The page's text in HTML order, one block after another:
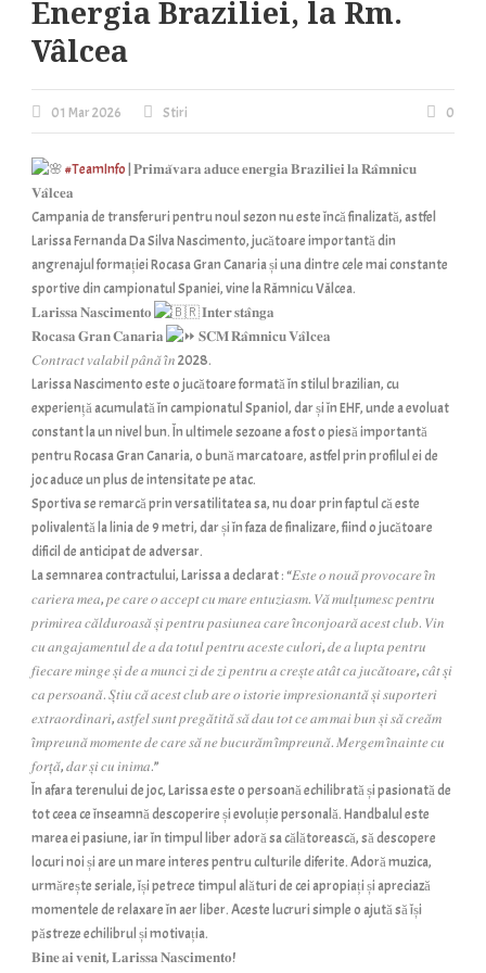
Energia Braziliei, la Rm.
Vâlcea
01 Mar 2026 Stiri 0
#TeamInfo | 𝐏𝐫𝐢𝐦𝐚̆𝐯𝐚𝐫𝐚 𝐚𝐝𝐮𝐜𝐞 𝐞𝐧𝐞𝐫𝐠𝐢𝐚 𝐁𝐫𝐚𝐳𝐢𝐥𝐢𝐞𝐢 𝐥𝐚 𝐑𝐚̂𝐦𝐧𝐢𝐜𝐮
𝐕𝐚̂𝐥𝐜𝐞𝐚
Campania de transferuri pentru noul sezon nu este încă finalizată, astfel
Larissa Fernanda Da Silva Nascimento, jucătoare importantă din
angrenajul formației Rocasa Gran Canaria și una dintre cele mai constante
sportive din campionatul Spaniei, vine la Râmnicu Vâlcea.
𝐋𝐚𝐫𝐢𝐬𝐬𝐚 𝐍𝐚𝐬𝐜𝐢𝐦𝐞𝐧𝐭𝐨
𝐈𝐧𝐭𝐞𝐫 𝐬𝐭𝐚̂𝐧𝐠𝐚
𝐑𝐨𝐜𝐚𝐬𝐚 𝐆𝐫𝐚𝐧 𝐂𝐚𝐧𝐚𝐫𝐢𝐚
𝐒𝐂𝐌 𝐑𝐚̂𝐦𝐧𝐢𝐜𝐮 𝐕𝐚̂𝐥𝐜𝐞𝐚
𝐶𝑜𝑛𝑡𝑟𝑎𝑐𝑡 𝑣𝑎𝑙𝑎𝑏𝑖𝑙 𝑝𝑎̂𝑛𝑎̆ 𝑖̂𝑛 2028.
Larissa Nascimento este o jucătoare formată în stilul brazilian, cu
experiență acumulată în campionatul Spaniol, dar și în EHF, unde a evoluat
constant la un nivel bun. În ultimele sezoane a fost o piesă importantă
pentru Rocasa Gran Canaria, o bună marcatoare, astfel prin profilul ei de
joc aduce un plus de intensitate pe atac.
Sportiva se remarcă prin versatilitatea sa, nu doar prin faptul că este
polivalentă la linia de 9 metri, dar și în faza de finalizare, fiind o jucătoare
dificil de anticipat de adversar.
La semnarea contractului, Larissa a declarat : “𝐸𝑠𝑡𝑒 𝑜 𝑛𝑜𝑢𝑎̆ 𝑝𝑟𝑜𝑣𝑜𝑐𝑎𝑟𝑒 𝑖̂𝑛
𝑐𝑎𝑟𝑖𝑒𝑟𝑎 𝑚𝑒𝑎, 𝑝𝑒 𝑐𝑎𝑟𝑒 𝑜 𝑎𝑐𝑐𝑒𝑝𝑡 𝑐𝑢 𝑚𝑎𝑟𝑒 𝑒𝑛𝑡𝑢𝑧𝑖𝑎𝑠𝑚. 𝑉𝑎̆ 𝑚𝑢𝑙𝑡̦𝑢𝑚𝑒𝑠𝑐 𝑝𝑒𝑛𝑡𝑟𝑢
𝑝𝑟𝑖𝑚𝑖𝑟𝑒𝑎 𝑐𝑎̆𝑙𝑑𝑢𝑟𝑜𝑎𝑠𝑎̆ 𝑠̦𝑖 𝑝𝑒𝑛𝑡𝑟𝑢 𝑝𝑎𝑠𝑖𝑢𝑛𝑒𝑎 𝑐𝑎𝑟𝑒 𝑖̂𝑛𝑐𝑜𝑛𝑗𝑜𝑎𝑟𝑎̆ 𝑎𝑐𝑒𝑠𝑡 𝑐𝑙𝑢𝑏. 𝑉𝑖𝑛
𝑐𝑢 𝑎𝑛𝑔𝑎𝑗𝑎𝑚𝑒𝑛𝑡𝑢𝑙 𝑑𝑒 𝑎 𝑑𝑎 𝑡𝑜𝑡𝑢𝑙 𝑝𝑒𝑛𝑡𝑟𝑢 𝑎𝑐𝑒𝑠𝑡𝑒 𝑐𝑢𝑙𝑜𝑟𝑖, 𝑑𝑒 𝑎 𝑙𝑢𝑝𝑡𝑎 𝑝𝑒𝑛𝑡𝑟𝑢
𝑓𝑖𝑒𝑐𝑎𝑟𝑒 𝑚𝑖𝑛𝑔𝑒 𝑠̦𝑖 𝑑𝑒 𝑎 𝑚𝑢𝑛𝑐𝑖 𝑧𝑖 𝑑𝑒 𝑧𝑖 𝑝𝑒𝑛𝑡𝑟𝑢 𝑎 𝑐𝑟𝑒𝑠̦𝑡𝑒 𝑎𝑡𝑎̂𝑡 𝑐𝑎 𝑗𝑢𝑐𝑎̆𝑡𝑜𝑎𝑟𝑒, 𝑐𝑎̂𝑡 𝑠̦𝑖
𝑐𝑎 𝑝𝑒𝑟𝑠𝑜𝑎𝑛𝑎̆. 𝑆̦𝑡𝑖𝑢 𝑐𝑎̆ 𝑎𝑐𝑒𝑠𝑡 𝑐𝑙𝑢𝑏 𝑎𝑟𝑒 𝑜 𝑖𝑠𝑡𝑜𝑟𝑖𝑒 𝑖𝑚𝑝𝑟𝑒𝑠𝑖𝑜𝑛𝑎𝑛𝑡𝑎̆ 𝑠̦𝑖 𝑠𝑢𝑝𝑜𝑟𝑡𝑒𝑟𝑖
𝑒𝑥𝑡𝑟𝑎𝑜𝑟𝑑𝑖𝑛𝑎𝑟𝑖, 𝑎𝑠𝑡𝑓𝑒𝑙 𝑠𝑢𝑛𝑡 𝑝𝑟𝑒𝑔𝑎̆𝑡𝑖𝑡𝑎̆ 𝑠𝑎̆ 𝑑𝑎𝑢 𝑡𝑜𝑡 𝑐𝑒 𝑎𝑚 𝑚𝑎𝑖 𝑏𝑢𝑛 𝑠̦𝑖 𝑠𝑎̆ 𝑐𝑟𝑒𝑎̆𝑚
𝑖̂𝑚𝑝𝑟𝑒𝑢𝑛𝑎̆ 𝑚𝑜𝑚𝑒𝑛𝑡𝑒 𝑑𝑒 𝑐𝑎𝑟𝑒 𝑠𝑎̆ 𝑛𝑒 𝑏𝑢𝑐𝑢𝑟𝑎̆𝑚 𝑖̂𝑚𝑝𝑟𝑒𝑢𝑛𝑎̆. 𝑀𝑒𝑟𝑔𝑒𝑚 𝑖̂𝑛𝑎𝑖𝑛𝑡𝑒 𝑐𝑢
𝑓𝑜𝑟𝑡̦𝑎̆, 𝑑𝑎𝑟 𝑠̦𝑖 𝑐𝑢 𝑖𝑛𝑖𝑚𝑎.”
În afara terenului de joc, Larissa este o persoană echilibrată și pasionată de
tot ceea ce înseamnă descoperire și evoluție personală. Handbalul este
marea ei pasiune, iar în timpul liber adoră sa călătorească, să descopere
locuri noi și are un mare interes pentru culturile diferite. Adoră muzica,
urmărește seriale, își petrece timpul alături de cei apropiați și apreciază
momentele de relaxare în aer liber. Aceste lucruri simple o ajută să își
păstreze echilibrul și motivația.
𝐁𝐢𝐧𝐞 𝐚𝐢 𝐯𝐞𝐧𝐢𝐭, 𝐋𝐚𝐫𝐢𝐬𝐬𝐚 𝐍𝐚𝐬𝐜𝐢𝐦𝐞𝐧𝐭𝐨!